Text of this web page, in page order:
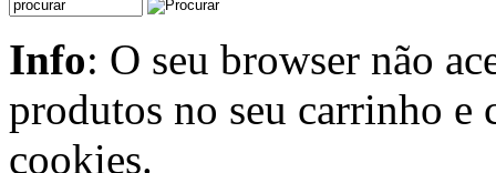
Info: O seu browser não
produtos no seu carrinho e
cookies.